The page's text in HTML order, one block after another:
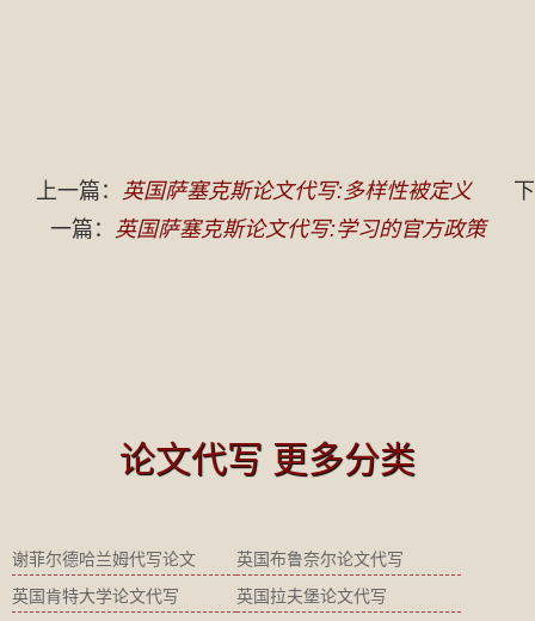
上一篇： 英国萨塞克斯论文代写:多样性被定义
下
一篇：
英国萨塞克斯论文代写:学习的官方政策
论文代写 更多分类
谢菲尔德哈兰姆代写论文 英国布鲁奈尔论文代写
英国肯特大学论文代写 英国拉夫堡论文代写